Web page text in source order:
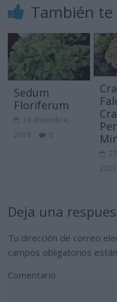
También
Sedum
Floriferum
19 diciembre,
2016
0
2021
Deja una
Tu dirección de correo
campos obligatorios
Comentario